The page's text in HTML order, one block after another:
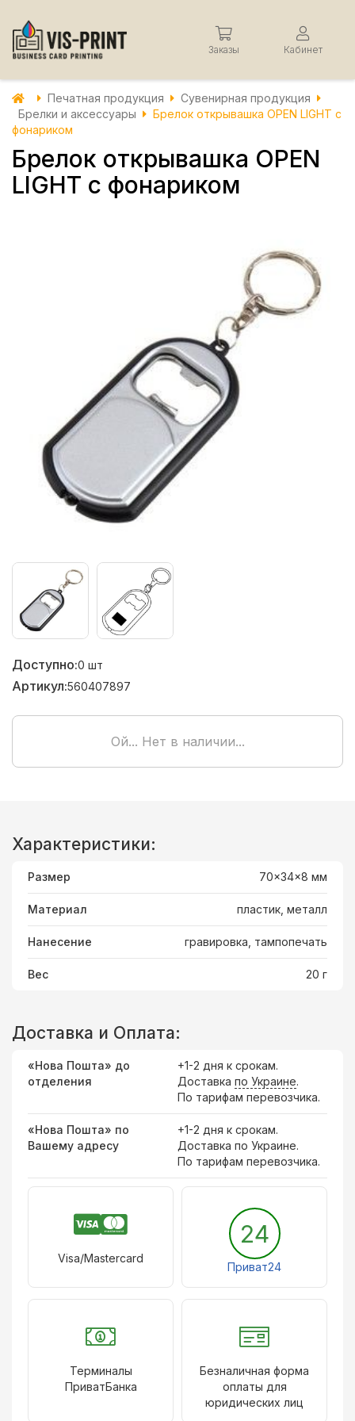
Заказы Кабинет
Печатная продукция
Сувенирная продукция
Брелки и аксессуары
Брелок открывашка OPEN LIGHT с
фонариком
Брелок открывашка OPEN
LIGHT с фонариком
Доступно:0 шт
Артикул:560407897
Ой... Нет в наличии...
Характеристики:
Размер 70x34x8 мм
Материал пластик, металл
Нанесение гравировка, тампопечать
Вес 20 г
Доставка и Оплата:
«Нова Пошта» до
отделения
+1-2 дня к срокам.
Доставка по Украине.
По тарифам перевозчика.
«Нова Пошта» по
Вашему адресу
+1-2 дня к срокам.
Доставка по Украине.
По тарифам перевозчика.
Visa/Mastercard
24
Приват24
Терминалы
ПриватБанка
Безналичная форма
оплаты для
юридических лиц